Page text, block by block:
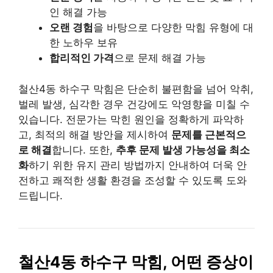
인 해결 가능
오랜 경험을 바탕으로 다양한 막힘 유형에 대
한 노하우 보유
합리적인 가격으로 문제 해결 가능
철산4동 하수구 막힘은 단순히 불편함을 넘어 악취,
벌레 발생, 심각한 경우 건강에도 악영향을 미칠 수
있습니다. 전문가는 막힌 원인을 정확하게 파악하
고, 최적의 해결 방안을 제시하여 문제를 근본적으
로 해결합니다. 또한, 추후 문제 발생 가능성을 최소
화하기 위한 유지 관리 방법까지 안내하여 더욱 안
전하고 쾌적한 생활 환경을 조성할 수 있도록 도와
드립니다.
철산4동 하수구 막힘, 어떤 증상이